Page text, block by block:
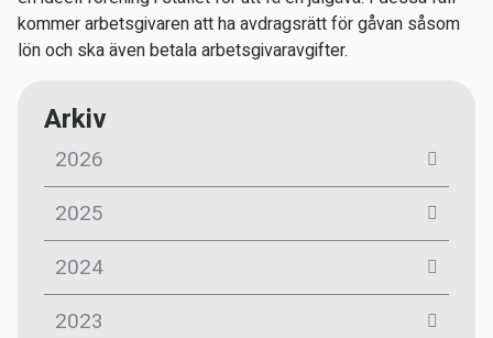
Arkiv
2026
2025
2024
2023
kommer arbetsgivaren att ha avdragsrätt för gåvan såsom
lön och ska även betala arbetsgivaravgifter.